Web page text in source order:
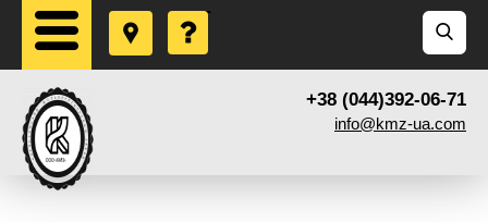
+38 (044)392-06-71
info@kmz-ua.com